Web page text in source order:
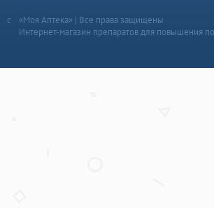
«Моя Аптека» | Все права защищены
Интернет-магазин препаратов для повышения